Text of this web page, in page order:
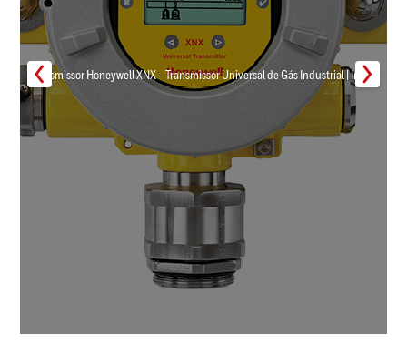
Transmissor Honeywell XNX – Transmissor Universal de Gás Industrial | Inmar